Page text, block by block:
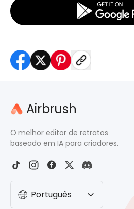
Airbrush
O melhor editor de retratos
baseado em IA para criadores.
Português